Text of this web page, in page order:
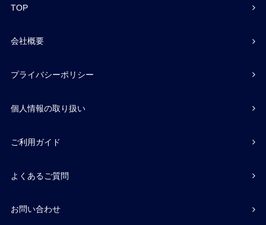
TOP
会社概要
プライバシーポリシー
個人情報の取り扱い
ご利用ガイド
よくあるご質問
お問い合わせ